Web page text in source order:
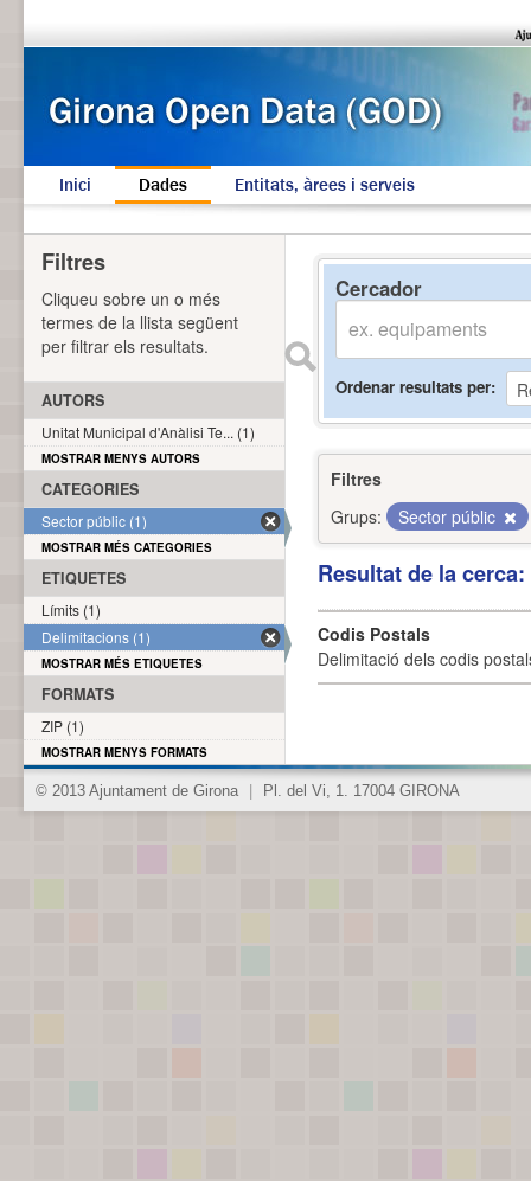
Inici Dades Entitats, àrees i serveis
Cercador
Ordenar resultats per
Filtres
Grups:
Sector públic
Resultat de la
Codis Postals
Delimitació dels codis
Filtres
Cliqueu sobre un o més
termes de la llista següent
per filtrar els resultats.
AUTORS
Unitat Municipal d'Anàlisi Te... (1)
MOSTRAR MENYS AUTORS
CATEGORIES
Sector públic (1)
MOSTRAR MÉS CATEGORIES
ETIQUETES
Límits (1)
Delimitacions (1)
MOSTRAR MÉS ETIQUETES
FORMATS
ZIP (1)
MOSTRAR MENYS FORMATS
© 2013 Ajuntament de Girona Pl. del Vi, 1. 17004 GIRONA